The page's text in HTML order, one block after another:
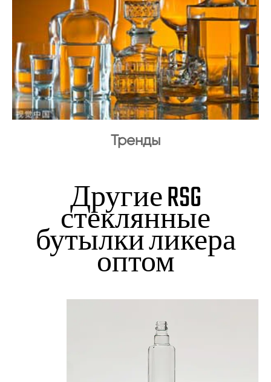
Тренды
Другие RSG
стеклянные
бутылки ликера
оптом